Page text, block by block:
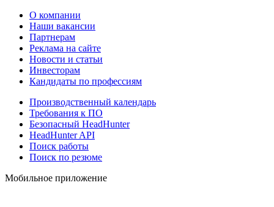
О компании
Наши вакансии
Партнерам
Реклама на сайте
Новости и статьи
Инвесторам
Кандидаты по профессиям
Производственный календарь
Требования к ПО
Безопасный HeadHunter
HeadHunter API
Поиск работы
Поиск по резюме
Мобильное приложение